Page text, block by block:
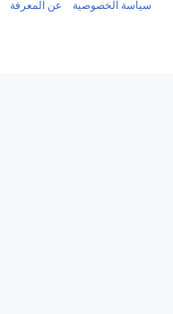
سياسة الخصوصية عن المعرفة